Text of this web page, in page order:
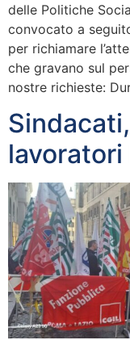
delle Politiche
convocato a
per richiamare
che gravano sul
nostre richieste: